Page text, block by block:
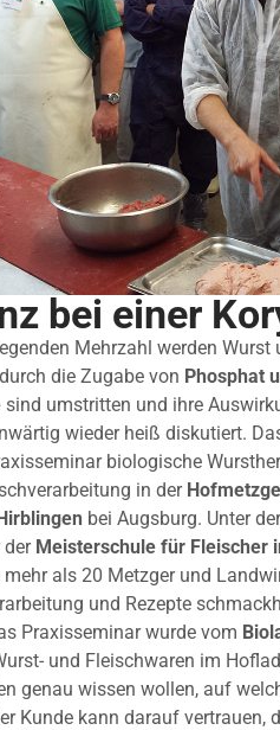
bei einer
Mehrzahl werden
die Zugabe von Phosphat
sind umstritten und ihre
wieder heiß diskutiert.
biologische
in der
bei Augsburg. Unter
der Meisterschule für Fleischer
mehr als 20 Metzger und
und Rezepte
Praxisseminar wurde vom
und Fleischwaren im
genau wissen wollen, auf
Kunde kann darauf vertrauen,